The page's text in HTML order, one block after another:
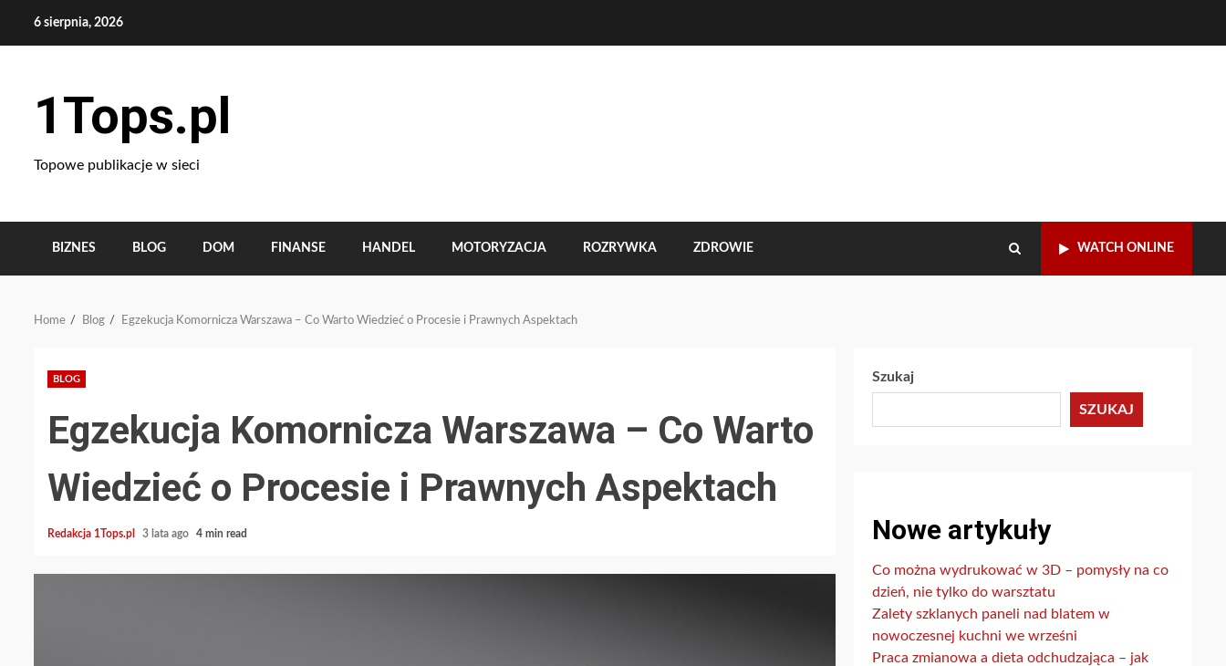
6 sierpnia, 2026
1Tops.pl
Topowe publikacje w sieci
BIZNES BLOG DOM FINANSE HANDEL MOTORYZACJA ROZRYWKA ZDROWIE WATCH ONLINE
Home Blog Egzekucja Komornicza Warszawa – Co Warto Wiedzieć o Procesie i Prawnych Aspektach
BLOG
Egzekucja Komornicza Warszawa – Co Warto
Wiedzieć o Procesie i Prawnych Aspektach
Redakcja 1Tops.pl 3 lata ago 4 min read
Szukaj
SZUKAJ
Nowe artykuły
Co można wydrukować w 3D – pomysły na co
dzień, nie tylko do warsztatu
Zalety szklanych paneli nad blatem w
nowoczesnej kuchni we wrześni
Praca zmianowa a dieta odchudzająca – jak